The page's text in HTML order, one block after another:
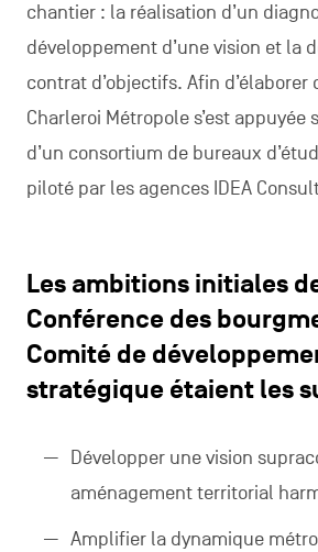
chantier : la réalisation d’un
développement d’une vision et la
contrat d’objectifs. Afin d’élaborer
Charleroi Métropole s’est appuyée
d’un consortium de bureaux
piloté par les agences IDEA
Les ambitions initiales
Conférence des
Comité de
stratégique étaient les
Développer une vision
aménagement territorial
Amplifier la dynamique